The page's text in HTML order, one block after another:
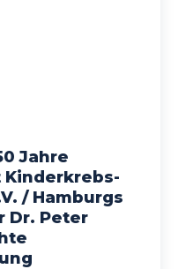
Jahre
/ Hamburgs
Dr. Peter